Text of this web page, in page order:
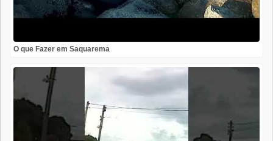
O que Fazer em Saquarema